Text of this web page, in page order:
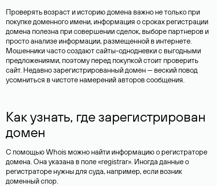
Проверять возраст и историю домена важно не только при
покупке доменного имени, информация о сроках регистрации
домена полезна при совершении сделок, выборе партнеров и
просто анализе информации, размещенной в интернете.
Мошенники часто создают сайты-однодневки с выгодными
предложениями, поэтому перед покупкой стоит проверить
сайт. Недавно зарегистрированный домен — веский повод
усомниться в чистоте намерений авторов сообщения.
Как узнать, где зарегистрирован
домен
С помощью Whois можно найти информацию о регистраторе
домена. Она указана в поле «registrar». Иногда данные о
регистраторе нужны для суда, например, если возник
доменный спор.